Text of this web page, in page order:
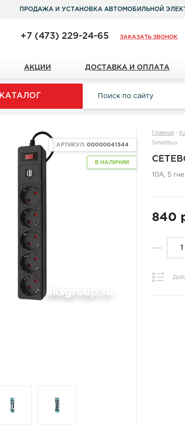
ПРОДАЖА И УСТАНОВКА АВТОМОБИЛЬНОЙ
+7 (473) 229-24-65 ЗАКАЗАТЬ ЗВОНОК
АКЦИИ ДОСТАВКА И ОПЛАТА
КАТАЛОГ
В НАЛИЧИИ
АРТИКУЛ:00000041544
Главная -
Smartbuy
10А, 5
840